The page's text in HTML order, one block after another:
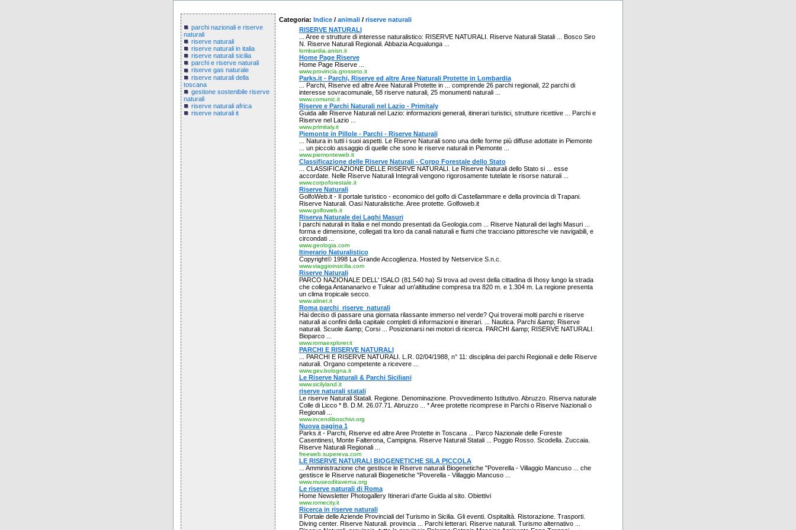
parchi nazionali e riserve
naturali
riserve naturali
riserve naturali in italia
riserve naturali sicilia
parchi e riserve naturali
riserve gas naturale
riserve naturali della
toscana
gestione sostenibile riserve
naturali
riserve naturali africa
riserve naturali it
Categoria: Indice / animali / riserve naturali
RISERVE NATURALI
... Aree e strutture di interesse naturalistico: RISERVE NATURALI. Riserve Naturali Statali ... Bosco Siro
N. Riserve Naturali Regionali. Abbazia Acqualunga ...
lombardia.anisn.it
Home Page Riserve
Home Page Riserve ...
www.provincia.grosseto.it
Parks.it - Parchi, Riserve ed altre Aree Naturali Protette in Lombardia
... Parchi, Riserve ed altre Aree Naturali Protette in ... comprende 26 parchi regionali, 22 parchi di
interesse sovracomunale, 58 riserve naturali, 25 monumenti naturali ...
www.comunic.it
Riserve e Parchi Naturali nel Lazio - Primitaly
Guida alle Riserve Naturali nel Lazio: informazioni generali, itinerari turistici, strutture ricettive ... Parchi e
Riserve nel Lazio ...
www.primitaly.it
Piemonte in Pillole - Parchi - Riserve Naturali
... Natura in tutti i suoi aspetti. Le Riserve Naturali sono una delle forme più diffuse adottate in Piemonte
... un piccolo assaggio di quelle che sono le riserve naturali in Piemonte ...
www.piemonteweb.it
Classificazione delle Riserve Naturali - Corpo Forestale dello Stato
... CLASSIFICAZIONE DELLE RISERVE NATURALI. Le Riserve Naturali dello Stato si ... esse
accordate. Nelle Riserve Naturali Integrali vengono rigorosamente tutelate le risorse naturali ...
www.corpoforestale.it
Riserve Naturali
GolfoWeb.it - Il portale turistico - economico del golfo di Castellammare e della provincia di Trapani.
Riserve Naturali. Oasi Naturalistiche. Aree protette. Golfoweb.it
www.golfoweb.it
Riserva Naturale dei Laghi Masuri
I parchi naturali in Italia e nel mondo presentati da Geologia.com ... Riserve Naturali dei laghi Masuri ...
forma e dimensione, collegati tra loro da canali naturali e fiumi che tracciano pittoresche vie navigabili, e
circondati ...
www.geologia.com
Itinerario Naturalistico
Copyright© 1998 La Grande Accoglienza. Hosted by Netservice S.n.c.
www.viaggioinsicilia.com
Riserve Naturali
PARCO NAZIONALE DELL' ISALO (81.540 ha) Si trova ad ovest della cittadina di Ihosy lungo la strada
che collega Antananarivo e Tulear ad un'altitudine compresa tra 820 m. e 1.304 m. La regione presenta
un clima tropicale secco.
www.alinet.it
Roma parchi_riserve_naturali
Hai deciso di passare una giornata rilassante immerso nel verde? Qui troverai molti parchi e riserve
naturali ai confini della capitale completi di informazioni e itinerari. ... Nautica. Parchi &amp; Riserve
naturali. Scuole &amp; Corsi ... Posizionarsi nei motori di ricerca. PARCHI &amp; RISERVE NATURALI.
Bioparco ...
www.romaexplorer.it
PARCHI E RISERVE NATURALI
... PARCHI E RISERVE NATURALI. L.R. 02/04/1988, n° 11: disciplina dei parchi Regionali e delle Riserve
naturali. Organo competente a ricevere ...
www.gev.bologna.it
Le Riserve Naturali & Parchi Siciliani
www.sicilyland.it
riserve naturali statali
Le riserve Naturali Statali. Regione. Denominazione. Provvedimento Istitutivo. Abruzzo. Riserva naturale
Colle di Licco * B. D.M. 26.07.71. Abruzzo ... * Aree protette ricomprese in Parchi o Riserve Nazionali o
Regionali ...
www.incendiboschivi.org
Nuova pagina 1
Parks.it - Parchi, Riserve ed altre Aree Protette in Toscana ... Parco Nazionale delle Foreste
Casentinesi, Monte Falterona, Campigna. Riserve Naturali Statali ... Poggio Rosso. Scodella. Zuccaia.
Riserve Naturali Regionali ...
freeweb.supereva.com
LE RISERVE NATURALI BIOGENETICHE SILA PICCOLA
... Amministrazione che gestisce le Riserve naturali Biogenetiche "Poverella - Villaggio Mancuso ... che
gestisce le Riserve naturali Biogenetiche "Poverella - Villaggio Mancuso ...
www.museoditaverna.org
Le riserve naturali di Roma
Home Newsletter Photogallery Itinerari d'arte Guida al sito. Obiettivi
www.romecity.it
Ricerca in riserve naturali
Il Portale delle Aziende Provinciali del Turismo in Sicilia. Gli eventi. Ospitalità. Ristorazione. Trasporti.
Diving center. Riserve Naturali. provincia ... Parchi letterari. Riserve naturali. Turismo alternativo ...